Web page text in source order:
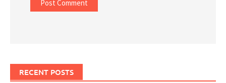
RECENT POSTS